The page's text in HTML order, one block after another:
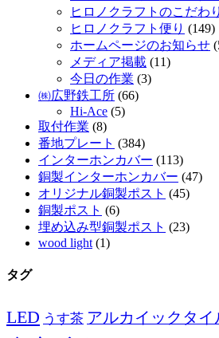
ヒロノクラフトのこだわり
ヒロノクラフト便り (149)
ホームページのお知らせ
メディア掲載 (11)
今日の作業 (3)
㈱広野鉄工所 (66)
Hi-Ace (5)
取付作業 (8)
番地プレート (384)
インターホンカバー (113)
銅製インターホンカバー (47)
オリジナル銅製ポスト (45)
銅製ポスト (6)
埋め込み型銅製ポスト (23)
wood light (1)
タグ
LED うす茶 アルカイックタイ